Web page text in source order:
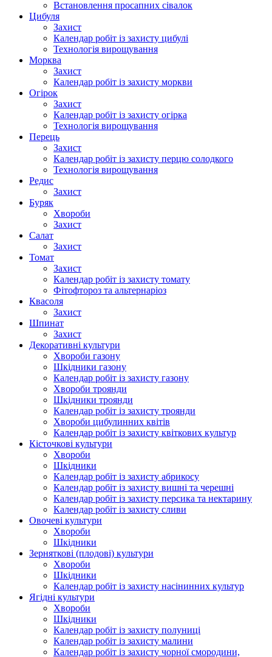
Встановлення просапних сівалок
Цибуля
Захист
Календар робіт із захисту цибулі
Технологія вирощування
Морква
Захист
Календар робіт із захисту моркви
Огірок
Захист
Календар робіт із захисту огірка
Технологія вирощування
Перець
Захист
Календар робіт із захисту перцю солодкого
Технологія вирощування
Редис
Захист
Буряк
Хвороби
Захист
Салат
Захист
Томат
Захист
Календар робіт із захисту томату
Фітофтороз та альтернаріоз
Квасоля
Захист
Шпинат
Захист
Декоративні культури
Хвороби газону
Шкідники газону
Календар робіт із захисту газону
Хвороби троянди
Шкідники троянди
Календар робіт із захисту троянди
Хвороби цибулинних квітів
Календар робіт із захисту квіткових культур
Кісточкові культури
Хвороби
Шкідники
Календар робіт із захисту абрикосу
Календар робіт із захисту вишні та черешні
Календар робіт із захисту персика та нектарину
Календар робіт із захисту сливи
Овочеві культури
Хвороби
Шкідники
Зерняткові (плодові) культури
Хвороби
Шкідники
Календар робіт із захисту насінинних культур
Ягідні культури
Хвороби
Шкідники
Календар робіт із захисту полуниці
Календар робіт із захисту малини
Календар робіт із захисту чорної смородини,